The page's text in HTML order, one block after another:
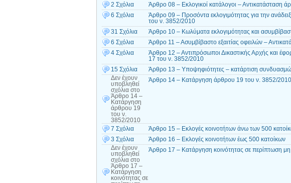
2 Σχόλια
Άρθρο 08 – Εκλογικοί κατάλογοι – Αντικατάσταση
6 Σχόλια
Άρθρο 09 – Προσόντα εκλογιμότητας για την
του ν. 3852/2010
31 Σχόλια
Άρθρο 10 – Κωλύματα εκλογιμότητας και
6 Σχόλια
Άρθρο 11 – Ασυμβίβαστο εξαιτίας οφειλών –
4 Σχόλια
Άρθρο 12 – Αντιπρόσωποι Δικαστικής Αρχής και
17 του ν. 3852/2010
15 Σχόλια
Άρθρο 13 – Υποψηφιότητες – κατάρτιση
Δεν έχουν
υποβληθεί
σχόλια στο
Άρθρο 14 –
Κατάργηση
άρθρου 19
του ν.
3852/2010
Άρθρο 14 – Κατάργηση άρθρου 19 του ν. 3852/2010
7 Σχόλια
Άρθρο 15 – Εκλογές κοινοτήτων άνω των 500
3 Σχόλια
Άρθρο 16 – Εκλογές κοινοτήτων έως 500 κατοίκων
Δεν έχουν
υποβληθεί
σχόλια στο
Άρθρο 17 –
Κατάργηση
κοινότητας σε
Άρθρο 17 – Κατάργηση κοινότητας σε περίπτωση